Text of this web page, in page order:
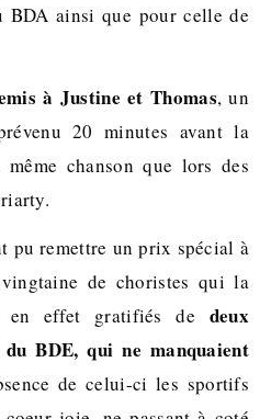
BDA ainsi que pour celle de
à Justine et Thomas, un
20 minutes avant la
chanson que lors des
pu remettre un prix spécial à
de choristes qui la
en effet gratifiés de deux
BDE, qui ne manquaient
de celui-ci les sportifs